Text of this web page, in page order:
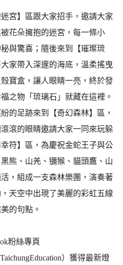
宮】區跟大家招手，邀請大家
花朵擁抱的迷宮，每一條小
與驚喜；隨後來到【璀璨琉
家帶入深邃的海底，溫柔搖曳
寶盒，讓人眼睛一亮，終於發
之物「琉璃石」就藏在這裡。
的足跡來到【奇幻森林】區，
滾的眼睛邀請大家一同來玩躲
符】區，為慶祝金蛇王子與公
熊、山羌、獼猴、貓頭鷹、山
，組成一支森林樂團，演奏著
天空中出現了美麗的彩虹五線
的句點。
粉絲專頁
）獲得最新燈